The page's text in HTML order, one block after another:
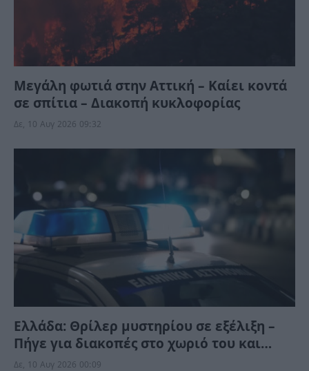
Μεγάλη φωτιά στην Αττική – Καίει κοντά
σε σπίτια – Διακοπή κυκλοφορίας
Δε, 10 Αυγ 2026 09:32
Ελλάδα: Θρίλερ μυστηρίου σε εξέλιξη –
Πήγε για διακοπές στο χωριό του και
βρέθηκε νεκρός – Τι συνέβη λίγες ώρες
Δε, 10 Αυγ 2026 00:09